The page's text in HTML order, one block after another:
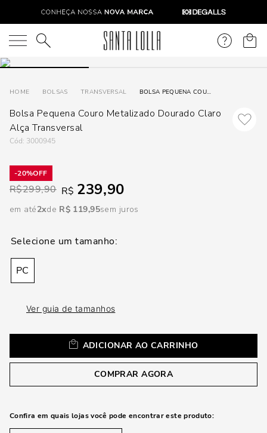
O que você está procurando?
BOLSAS TRANSVERSAL BOLSA PEQUENA COURO METALIZADO DOURADO CLARO ALÇA TRANSVERSAL
Bolsa Pequena Couro Metalizado Dourado Claro
Alça Transversal
: 3000945
20%
R$299,90 R$ 239,90
em até2 R$ 119,95sem juros
PC
Ver guia de tamanhos
ADICIONAR AO CARRINHO
COMPRAR AGORA
Confira em quais lojas você pode encontrar este produto: